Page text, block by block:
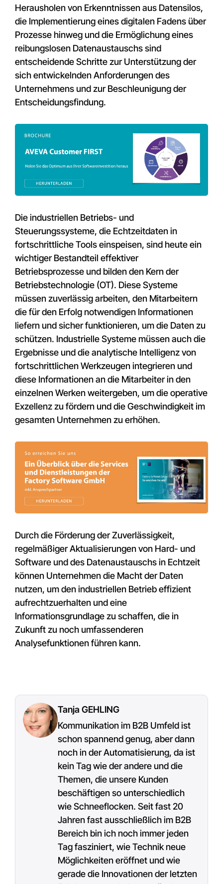
Herausholen von Erkenntnissen aus Datensilos,
die Implementierung eines digitalen Fadens über
Prozesse hinweg und die Ermöglichung eines
reibungslosen Datenaustauschs sind
entscheidende Schritte zur Unterstützung der
sich entwickelnden Anforderungen des
Unternehmens und zur Beschleunigung der
Entscheidungsfindung.
Die industriellen Betriebs- und
Steuerungssysteme, die Echtzeitdaten in
fortschrittliche Tools einspeisen, sind heute ein
wichtiger Bestandteil effektiver
Betriebsprozesse und bilden den Kern der
Betriebstechnologie (OT). Diese Systeme
müssen zuverlässig arbeiten, den Mitarbeitern
die für den Erfolg notwendigen Informationen
liefern und sicher funktionieren, um die Daten zu
schützen. Industrielle Systeme müssen auch die
Ergebnisse und die analytische Intelligenz von
fortschrittlichen Werkzeugen integrieren und
diese Informationen an die Mitarbeiter in den
einzelnen Werken weitergeben, um die operative
Exzellenz zu fördern und die Geschwindigkeit im
gesamten Unternehmen zu erhöhen.
Durch die Förderung der Zuverlässigkeit,
regelmäßiger Aktualisierungen von Hard- und
Software und des Datenaustauschs in Echtzeit
können Unternehmen die Macht der Daten
nutzen, um den industriellen Betrieb effizient
aufrechtzuerhalten und eine
Informationsgrundlage zu schaffen, die in
Zukunft zu noch umfassenderen
Analysefunktionen führen kann.
Tanja GEHLING
Kommunikation im B2B Umfeld ist
schon spannend genug, aber dann
noch in der Automatisierung, da ist
kein Tag wie der andere und die
Themen, die unsere Kunden
beschäftigen so unterschiedlich
wie Schneeflocken. Seit fast 20
Jahren fast ausschließlich im B2B
Bereich bin ich noch immer jeden
Tag fasziniert, wie Technik neue
Möglichkeiten eröffnet und wie
gerade die Innovationen der letzten